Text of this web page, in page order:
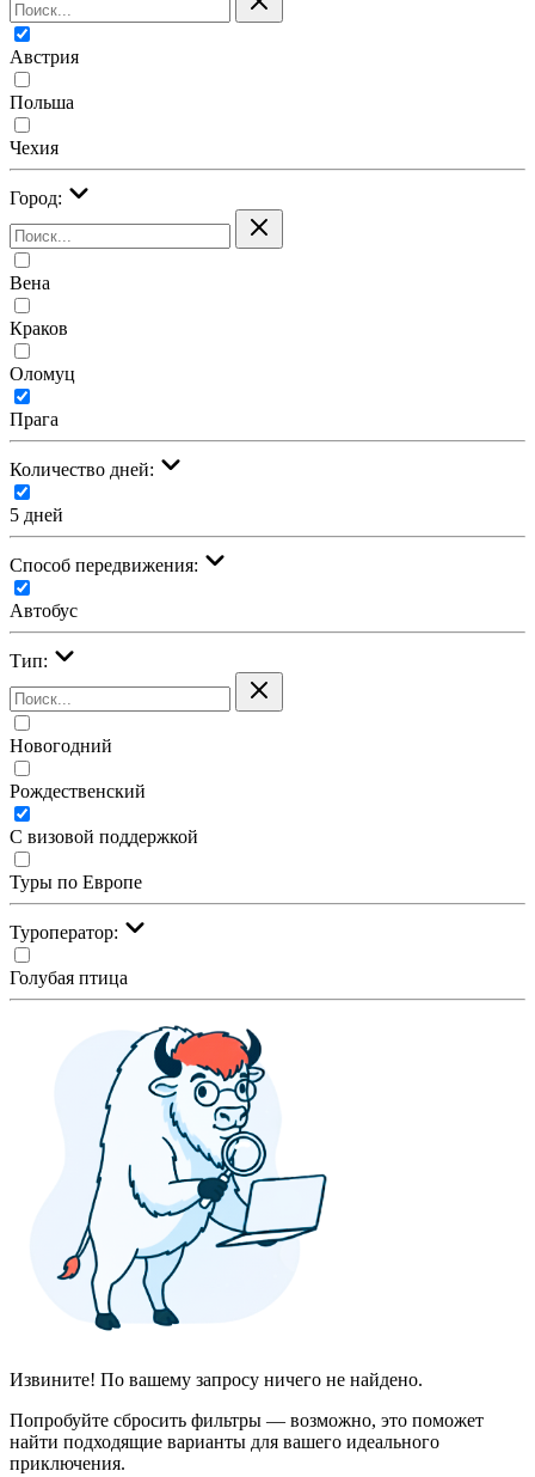
Австрия
Польша
Чехия
Город:
Вена
Краков
Оломуц
Прага
Количество дней:
5 дней
Cпособ передвижения:
Автобус
Тип:
Новогодний
Рождественский
С визовой поддержкой
Туры по Европе
Туроператор:
Голубая птица
Извините! По вашему запросу ничего не найдено.
Попробуйте сбросить фильтры — возможно, это поможет
найти подходящие варианты для вашего идеального
приключения.